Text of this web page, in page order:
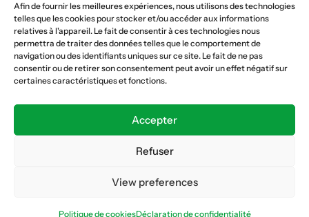
Afin de fournir les meilleures expériences, nous utilisons des technologies
telles que les cookies pour stocker et/ou accéder aux informations
relatives à l'appareil. Le fait de consentir à ces technologies nous
permettra de traiter des données telles que le comportement de
navigation ou des identifiants uniques sur ce site. Le fait de ne pas
consentir ou de retirer son consentement peut avoir un effet négatif sur
certaines caractéristiques et fonctions.
Accepter
Refuser
View preferences
Politique de cookiesDéclaration de confidentialité
Maçonnerie et génie civil
Parqueterie et sols
Menuiserie et bois
Plâtrerie et peinture
Nous suivre
Formation continue
Caisse AVS 66.1